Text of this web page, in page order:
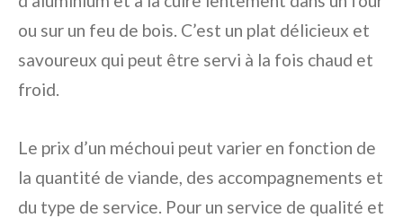
ou sur un feu de bois. C’est un plat délicieux et
savoureux qui peut être servi à la fois chaud et
froid.
Le prix d’un méchoui peut varier en fonction de
la quantité de viande, des accompagnements et
du type de service. Pour un service de qualité et